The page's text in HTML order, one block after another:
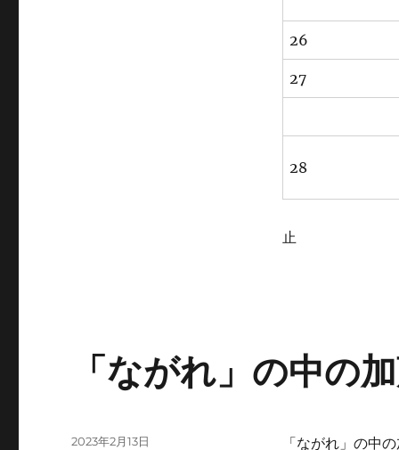
26
27
28
止
「ながれ」の中の
「ながれ」の中
投
2023年2月13日